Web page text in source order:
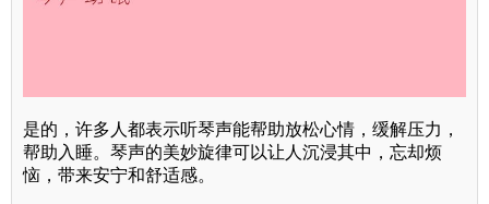
是的，许多人都表示听琴声能帮助放松心情，缓解压力，
帮助入睡。琴声的美妙旋律可以让人沉浸其中，忘却烦
恼，带来安宁和舒适感。